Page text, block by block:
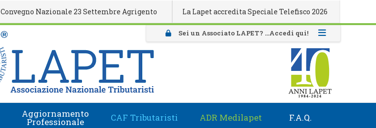
Aggiornamento
Professionale CAF Tributaristi ADR Medilapet F.A.Q.
Nazionale 23 Settembre Agrigento La Lapet accredita Speciale Telefisco 2026 Attivazione
Sei un Associato LAPET? ...Accedi qui!